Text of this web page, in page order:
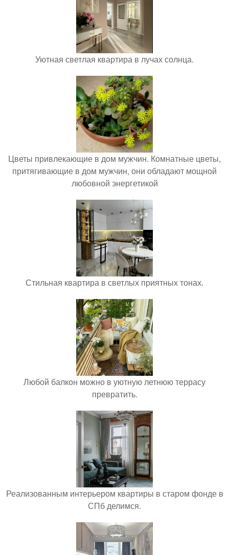
Уютная светлая квартира в лучах солнца.
Цветы привлекающие в дом мужчин. Комнатные цветы,
притягивающие в дом мужчин, они обладают мощной
любовной энергетикой
Стильная квартира в светлых приятных тонах.
Любой балкон можно в уютную летнюю террасу
превратить.
Реализованным интерьером квартиры в старом фонде в
СПб делимся.